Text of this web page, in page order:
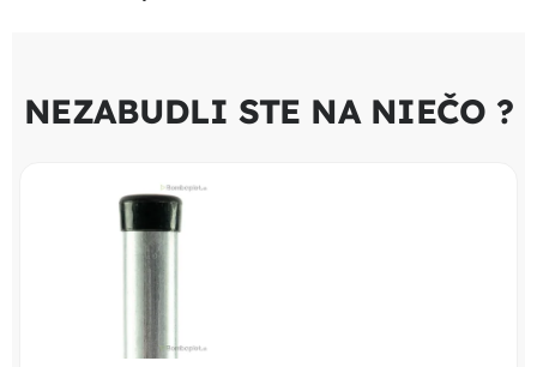
NEZABUDLI STE NA NIEČO ?